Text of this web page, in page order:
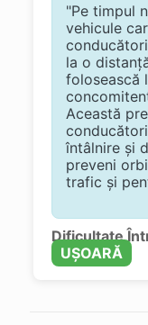
"Pe timpul
vehicule
la o
folosească
Această
întâlnire și
preveni
trafic și
Dificultate
UȘOARĂ